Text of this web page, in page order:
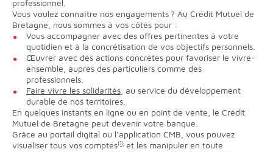
professionnel.
Vous voulez connaître nos engagements ? Au Crédit Mutuel de
Bretagne, nous sommes à vos côtés pour :
Vous accompagner avec des offres pertinentes à votre
quotidien et à la concrétisation de vos objectifs personnels.
Œuvrer avec des actions concrètes pour favoriser le vivre-
ensemble, auprès des particuliers comme des
professionnels.
Faire vivre les solidarités , au service du développement
durable de nos territoires.
En quelques instants en ligne ou en point de vente, le Crédit
Mutuel de Bretagne peut devenir votre banque.
Grâce au portail digital ou l’application CMB, vous pouvez
visualiser tous vos comptes(1) et les manipuler en toute